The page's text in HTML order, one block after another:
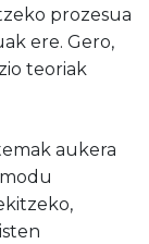
prozesua
ere. Gero,
teoriak
aukera